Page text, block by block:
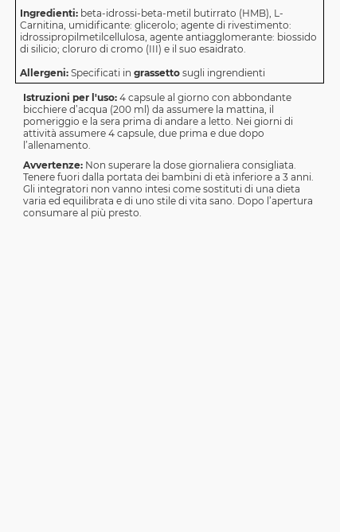
Ingredienti: beta-idrossi-beta-metil butirrato (HMB), L-
Carnitina, umidificante: glicerolo; agente di rivestimento:
idrossipropilmetilcellulosa, agente antiagglomerante: biossido
di silicio; cloruro di cromo (III) e il suo esaidrato.
Allergeni: Specificati in grassettosugli ingrendienti
Istruzioni per l'uso: 4 capsule al giorno con abbondante
bicchiere d’acqua (200 ml) da assumere la mattina, il
pomeriggio e la sera prima di andare a letto. Nei giorni di
attività assumere 4 capsule, due prima e due dopo
l’allenamento.
Avvertenze: Non superare la dose giornaliera consigliata.
Tenere fuori dalla portata dei bambini di età inferiore a 3 anni.
Gli integratori non vanno intesi come sostituti di una dieta
varia ed equilibrata e di uno stile di vita sano. Dopo l’apertura
consumare al più presto.